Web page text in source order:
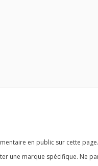
en public sur cette
une marque spécifique. Ne